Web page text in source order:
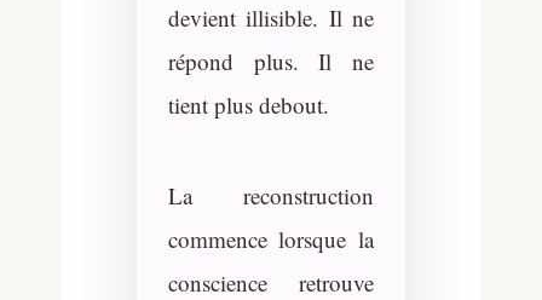
devient illisible. Il ne
répond plus. Il ne
tient plus debout.
La reconstruction
commence lorsque la
conscience retrouve